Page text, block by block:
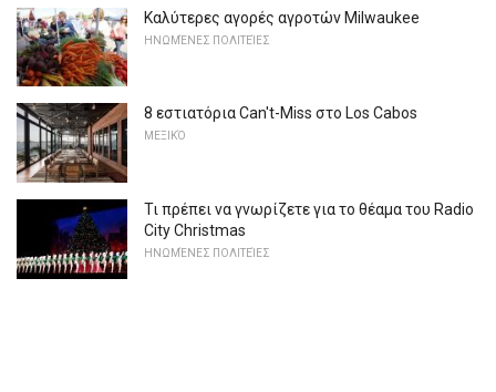
Καλύτερες αγορές αγροτών Milwaukee
ΗΝΩΜΈΝΕΣ ΠΟΛΙΤΕΊΕΣ
8 εστιατόρια Can't-Miss στο Los Cabos
ΜΕΞΙΚΌ
Τι πρέπει να γνωρίζετε για το θέαμα του Radio
City Christmas
ΗΝΩΜΈΝΕΣ ΠΟΛΙΤΕΊΕΣ